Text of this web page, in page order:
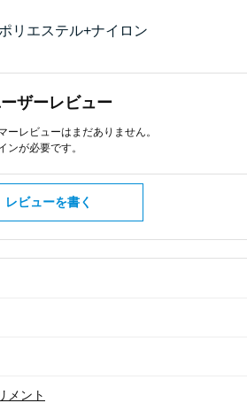
リエステル+ナイロン
ザーレビュー
ーレビューはまだありません。
ンが必要です。
レビューを書く
メント